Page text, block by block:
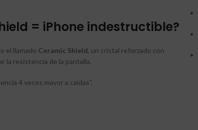
= iPhone indestructible?
el llamado Ceramic Shield, un cristal reforzado con
la resistencia de la pantalla.
4 veces mayor a caídas”.